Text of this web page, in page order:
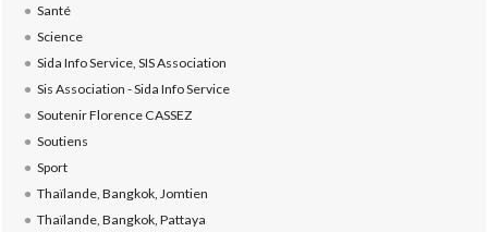
Santé
Science
Sida Info Service, SIS Association
Sis Association - Sida Info Service
Soutenir Florence CASSEZ
Soutiens
Sport
Thaïlande, Bangkok, Jomtien
Thaïlande, Bangkok, Pattaya